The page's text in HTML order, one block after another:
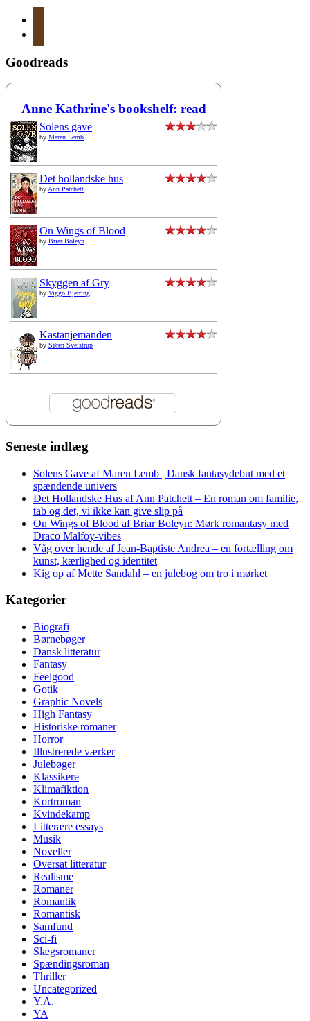
Goodreads
Anne Kathrine's bookshelf: read
Solens gave
by Maren Lemb
Det hollandske hus
byAnn Patchett
On Wings of Blood
by Briar Boleyn
Skyggen af Gry
by Viggo Bjerring
Kastanjemanden
by Søren Sveistrup
Seneste indlæg
Solens Gave af Maren Lemb | Dansk fantasydebut med et
spændende univers
Det Hollandske Hus af Ann Patchett – En roman om familie,
tab og det, vi ikke kan give slip på
On Wings of Blood af Briar Boleyn: Mørk romantasy med
Draco Malfoy-vibes
Våg over hende af Jean-Baptiste Andrea – en fortælling om
kunst, kærlighed og identitet
Kig op af Mette Sandahl – en julebog om tro i mørket
Kategorier
Biografi
Børnebøger
Dansk litteratur
Fantasy
Feelgood
Gotik
Graphic Novels
High Fantasy
Historiske romaner
Horror
Illustrerede værker
Julebøger
Klassikere
Klimafiktion
Kortroman
Kvindekamp
Litterære essays
Musik
Noveller
Oversat litteratur
Realisme
Romaner
Romantik
Romantisk
Samfund
Sci-fi
Slægsromaner
Spændingsroman
Thriller
Uncategorized
Y.A.
YA